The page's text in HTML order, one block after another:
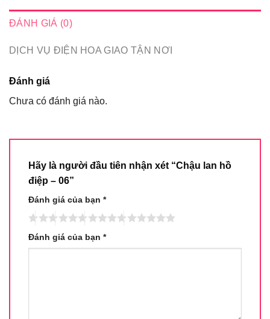
ĐÁNH GIÁ (0)
DỊCH VỤ ĐIỆN HOA GIAO TẬN NƠI
Đánh giá
Chưa có đánh giá nào.
Hãy là người đầu tiên nhận xét “Chậu lan hồ
điệp – 06”
Đánh giá của bạn *
Đánh giá của bạn *